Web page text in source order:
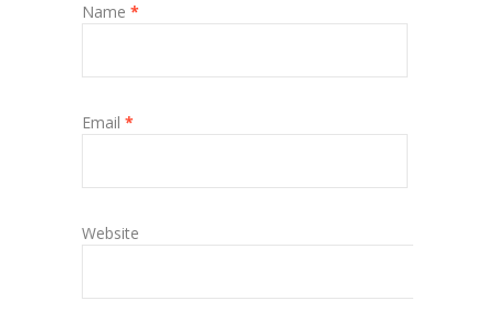
Name *
Email *
Website